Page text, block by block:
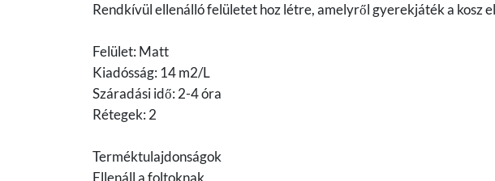
Rendkívül ellenálló felületet hoz létre, amelyről gyerekjáték a kosz
Felület: Matt
Kiadósság: 14 m2/L
Száradási idő: 2-4 óra
Rétegek: 2
Terméktulajdonságok
Ellenáll a foltoknak